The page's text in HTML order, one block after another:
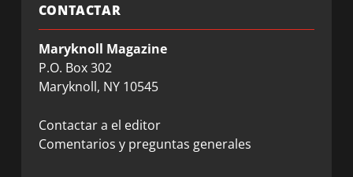
CONTACTAR
Maryknoll Magazine
P.O. Box 302
Maryknoll, NY 10545
Contactar a el editor
Comentarios y preguntas generales